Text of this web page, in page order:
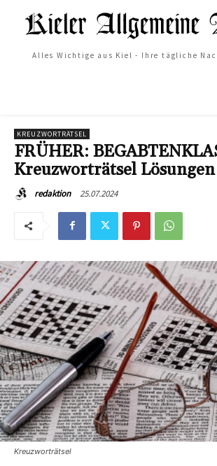
Alles Wichtige aus Kiel - Ihre tägliche
KREUZWORTRÄTSEL
FRÜHER:
Kreuzworträtsel
redaktion 25.07.2024
Kreuzworträtsel